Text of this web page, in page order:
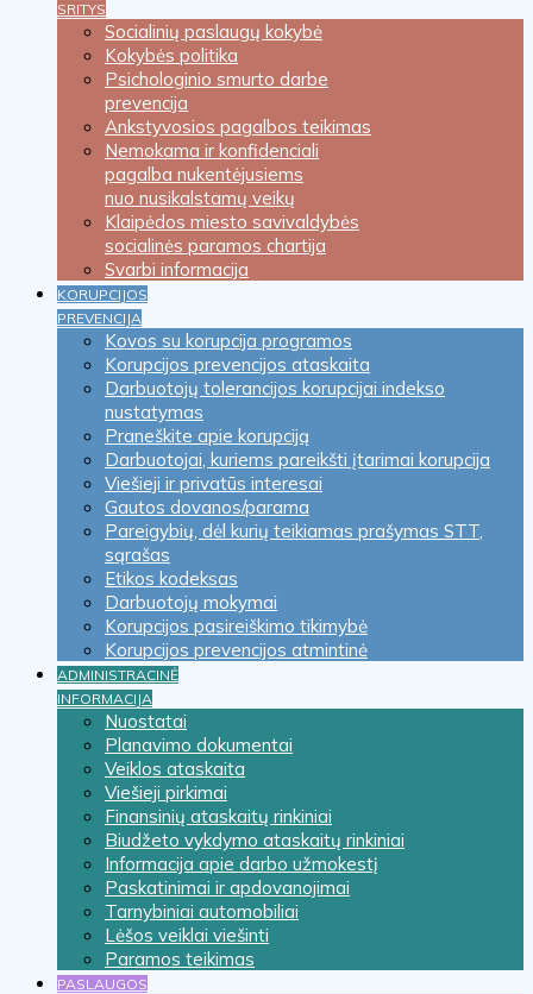
SRITYS
Socialinių paslaugų kokybė
Kokybės politika
Psichologinio smurto darbe
prevencija
Ankstyvosios pagalbos teikimas
Nemokama ir konfidenciali
pagalba nukentėjusiems
nuo nusikalstamų veikų
Klaipėdos miesto savivaldybės
socialinės paramos chartija
Svarbi informacija
KORUPCIJOS
PREVENCIJA
Kovos su korupcija programos
Korupcijos prevencijos ataskaita
Darbuotojų tolerancijos korupcijai indekso
nustatymas
Praneškite apie korupciją
Darbuotojai, kuriems pareikšti įtarimai korupcija
Viešieji ir privatūs interesai
Gautos dovanos/parama
Pareigybių, dėl kurių teikiamas prašymas STT,
sąrašas
Etikos kodeksas
Darbuotojų mokymai
Korupcijos pasireiškimo tikimybė
Korupcijos prevencijos atmintinė
ADMINISTRACINĖ
INFORMACIJA
Nuostatai
Planavimo dokumentai
Veiklos ataskaita
Viešieji pirkimai
Finansinių ataskaitų rinkiniai
Biudžeto vykdymo ataskaitų rinkiniai
Informacija apie darbo užmokestį
Paskatinimai ir apdovanojimai
Tarnybiniai automobiliai
Lėšos veiklai viešinti
Paramos teikimas
PASLAUGOS